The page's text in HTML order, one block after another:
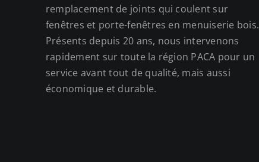
remplacement de joints qui coulent sur
fenêtres et porte-fenêtres en menuiserie bois.
Présents depuis 20 ans, nous intervenons
rapidement sur toute la région PACA pour un
service avant tout de qualité, mais aussi
économique et durable.